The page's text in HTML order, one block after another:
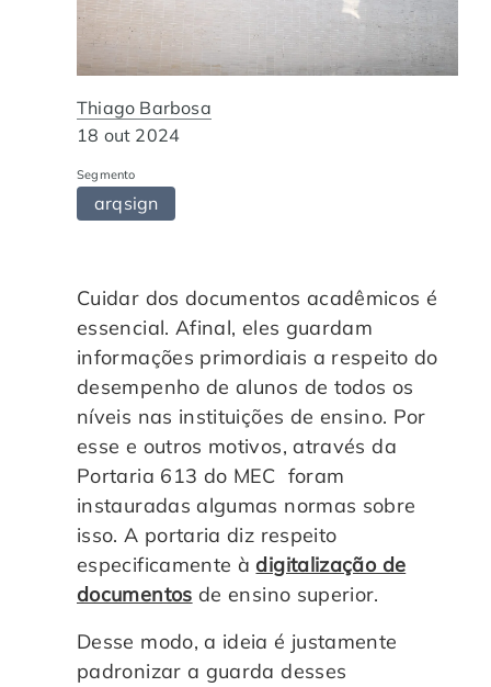
Automação de Processos
Educação Corporativa
Gerenciamento de NF-e
Adequação à LGPD
Auditoria de Processos
Transformação Digital
Gestão do Departamento Pessoal
Controle e Organização de Documentos Físicos
Guarda de Documentos
Consultoria Documental
Hospitais e Clínicas
Instituições de Ensino
Departamento Pessoal
Departamento Financeiro
Cases de Sucesso
Nossas Unidades
Blog
Trabalhe Conosco
O QUE NOS DIFERENCIA? DESCUBRA
Thiago Barbosa
18 out 2024
Segmento
arqsign
Cuidar dos documentos acadêmicos é
essencial. Afinal, eles guardam
informações primordiais a respeito do
desempenho de alunos de todos os
níveis nas instituições de ensino. Por
esse e outros motivos, através da
Portaria 613 do MEC foram
instauradas algumas normas sobre
isso. A portaria diz respeito
especificamente à digitalização de
documentos de ensino superior.
Desse modo, a ideia é justamente
padronizar a guarda desses